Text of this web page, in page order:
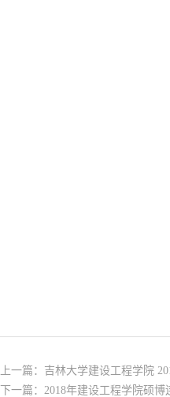
上一篇： 吉林大学建设工程学院
下一篇： 2018年建设工程学院硕